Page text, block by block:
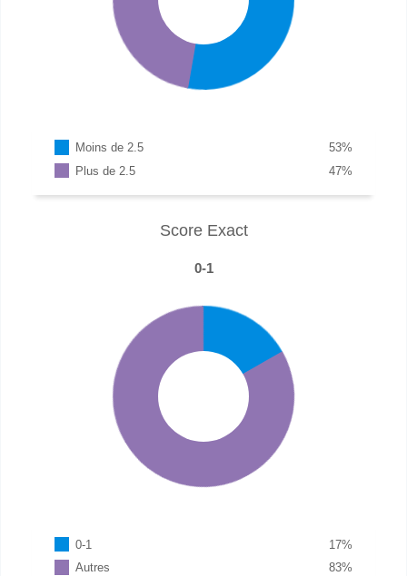
Moins de 2.5 %
53
Plus de 2.5
%
47
Score Exact
0-1
0-1 %
17
Autres
%
83